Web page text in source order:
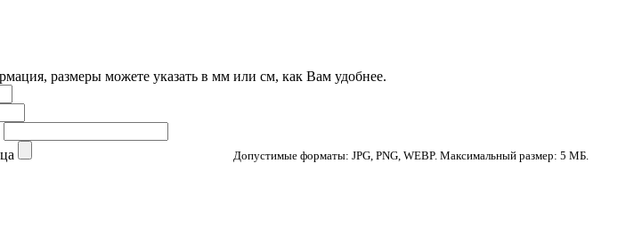
размеры можете указать в мм или см, как Вам удобнее.
Допустимые форматы: JPG, PNG, WEBP. Максимальный размер: 5 МБ.